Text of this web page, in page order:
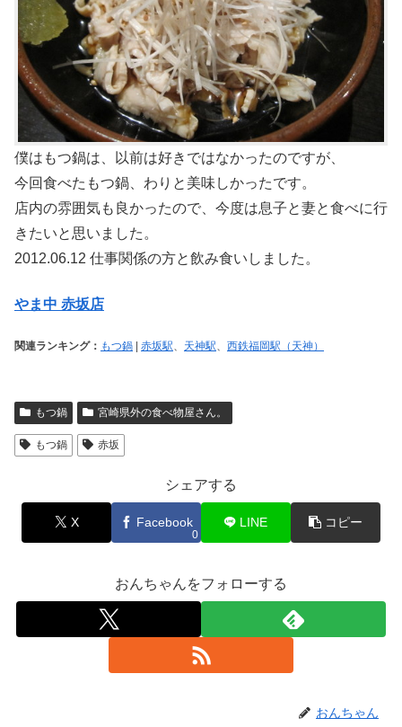
僕はもつ鍋は、以前は好きではなかったのですが、
今回食べたもつ鍋、わりと美味しかったです。
店内の雰囲気も良かったので、今度は息子と妻と食べに行
きたいと思いました。
2012.06.12 仕事関係の方と飲み食いしました。
やま中 赤坂店
関連ランキング： もつ鍋 赤坂駅、 天神駅、 西鉄福岡駅（天神）
もつ鍋 宮崎県外の食べ物屋さん。
もつ鍋 赤坂
シェアする
X Facebook
0
LINE コピー
おんちゃんをフォローする
おんちゃん